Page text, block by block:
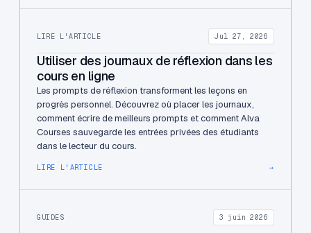
LIRE L'ARTICLE Jul 27, 2026
Utiliser des journaux de réflexion dans les
cours en ligne
Les prompts de réflexion transforment les leçons en
progrès personnel. Découvrez où placer les journaux,
comment écrire de meilleurs prompts et comment Alva
Courses sauvegarde les entrées privées des étudiants
dans le lecteur du cours.
LIRE L'ARTICLE →
GUIDES 3 juin 2026